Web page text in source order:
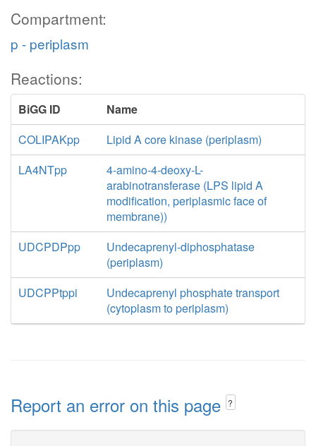
Compartment:
p - periplasm
Reactions:
BiGG ID
Name
COLIPAKpp
Lipid A core kinase (periplasm)
LA4NTpp
4-amino-4-deoxy-L-
arabinotransferase (LPS lipid A
modification, periplasmic face of
membrane))
UDCPDPpp
Undecaprenyl-diphosphatase
(periplasm)
UDCPPtppi
Undecaprenyl phosphate transport
(cytoplasm to periplasm)
Report an error on this page ?